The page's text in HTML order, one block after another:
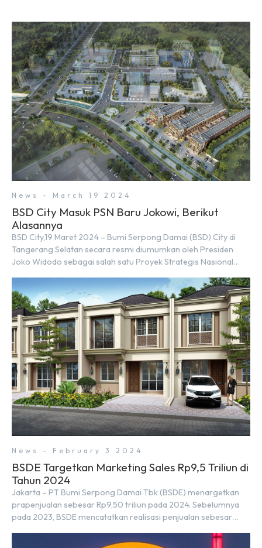
News - March 19 2024
BSD City Masuk PSN Baru Jokowi, Berikut
Alasannya
BSD City,19 Maret 2024 – Bumi Serpong Damai (BSD) City di
Tangerang Selatan secara resmi diumumkan oleh Presiden
Joko Widodo sebagai salah satu Proyek Strategis Nasional
Koordinator Bidang Perekonomian, Airlangga Hartarto, setelah
Rapat Terbatas (ratas) bersama Jokowi di Istana Kepresidenan
pada hari Senin, 18 Maret 2024. Selain […]
News - February 3 2024
BSDE Targetkan Marketing Sales Rp9,5 Triliun di
Tahun 2024
Jakarta – PT Bumi Serpong Damai Tbk (BSDE) menargetkan
prapenjualan sebesar Rp9,50 triliun pada 2024. Sebelumnya
pada 2023, BSDE mencatatkan realisasi penjualan sebesar
Rp8,80 triliun. Menurut Direktur BSDE Hermawan Wijaya